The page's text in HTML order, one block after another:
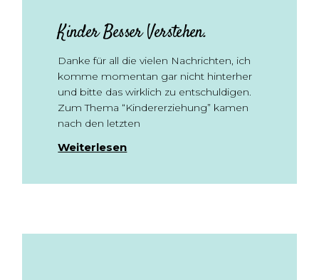
Kinder Besser Verstehen.
Danke für all die vielen Nachrichten, ich
komme momentan gar nicht hinterher
und bitte das wirklich zu entschuldigen.
Zum Thema “Kindererziehung” kamen
nach den letzten
Weiterlesen